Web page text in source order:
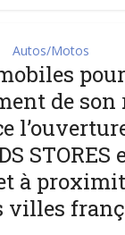
Autos/Motos
de son
STORES
à
villes